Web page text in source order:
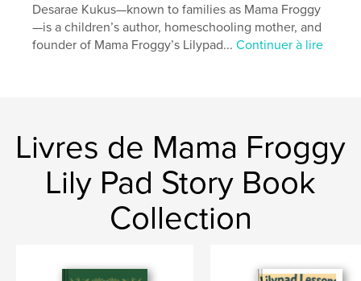
Desarae Kukus—known to families as Mama Froggy
—is a children’s author, homeschooling mother, and
founder of Mama Froggy’s Lilypad...Continuer à lire
Livres de Mama Froggy
Lily Pad Story Book
Collection